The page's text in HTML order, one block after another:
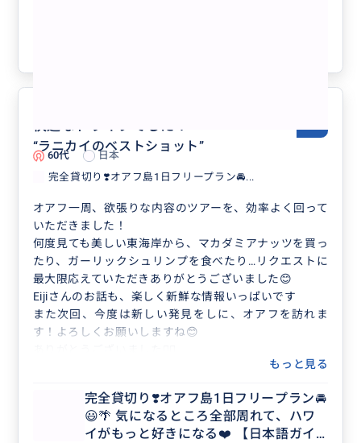
“ラニカイのベストショット”
60代
日本
完全貸切り❣️オアフ島1日フリープラン🚘...
オアフ一周、欲張りな内容のツアーを、効率よく回って
いただきました！
何度見ても美しい東海岸から、マカダミアナッツを買っ
たり、ガーリックシュリンプを食べたり…リクエストに
最大限応えていただきありがとうございました😊
Eijiさんのお話も、楽しく新鮮な情報いっぱいです
また次回、今度は新しい発見をしに、オアフを訪れま
す！よろしくお願いしますね😊
もっと見る
完全貸切り❣️オアフ島1日フリープラン🚘
😃🌴 気になるところ全部周れて、ハワ
イがもっと好きになる❤️ 【日本語ガイ